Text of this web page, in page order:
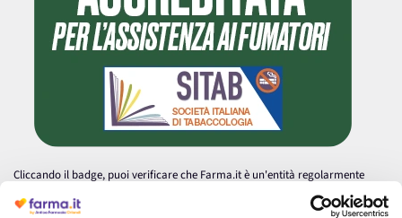
Cliccando il badge, puoi verificare che Farma.it è un'entità regolarmente
autorizzata dal Ministero della Salute a effettuare la vendita online di
medicinali.